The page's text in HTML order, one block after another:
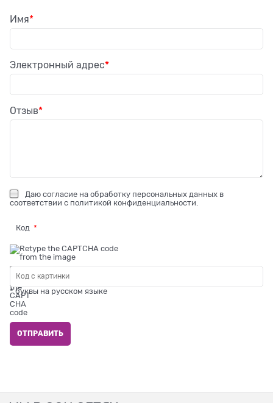
Имя
Электронный адрес
Отзыв
Даю согласие на обработку персональных данных в
соответствии с политикой конфиденциальности
Код
* буквы на русском языке